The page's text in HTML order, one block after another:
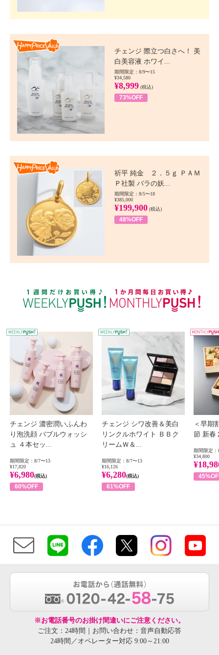
チェンジ 際立つ白さへ！ 美
白美容液 ホワイ...
期間限定：8/9〜15
¥34,580
¥8,999 (税込)
73%OFF
祈平 純金 ２．５ｇ ＰＡＭ
Ｐ社製 バラの妖...
期間限定：8/5〜18
¥385,000
¥199,900 (税込)
48%OFF
WEEKLY PUSH
チェンジ 濃密潤いふんわ
り泡洗顔 バブルウォッシ
ュ ４本セッ...
期間限定：8/7〜13
¥17,820
¥6,980(税込)
60%OFF
チェンジ シワ改善＆美白
リンクルホワイト ＢＢク
リームＷ＆...
期間限定：8/7〜13
¥16,126
¥6,280(税込)
61%OFF
＜早期
節 新春
期間限定：
¥34,800
※お電話番号のお掛け間違いにご注意ください。
ご注文：24時間｜お問い合わせ：音声自動応答
24時間／オペレーター対応 9:00～21:00